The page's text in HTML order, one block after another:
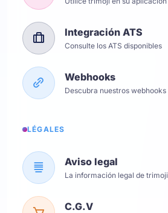
Integración ATS
Consulte los ATS disponibles
Webhooks
Descubra nuestros webhooks
LÉGALES
Aviso legal
La información legal de trimoji
C.G.V